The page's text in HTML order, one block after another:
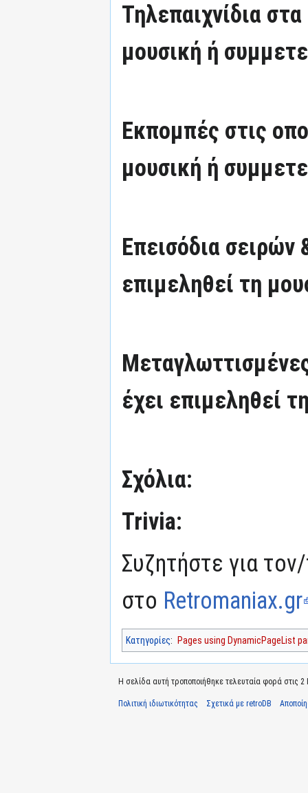
Τηλεπαιχνίδια
μουσική ή
Εκπομπές στις
μουσική ή
Επεισόδια
επιμεληθεί τη
έχει επιμεληθεί
Σχόλια:
Trivia:
Συζητήστε για
στο Retromaniax.gr
Κατηγορίες: Pages using DynamicPageList
Η σελίδα αυτή τροποποιήθηκε τελευταία φορά στις 2
Πολιτική ιδιωτικότητας Σχετικά με retroDB